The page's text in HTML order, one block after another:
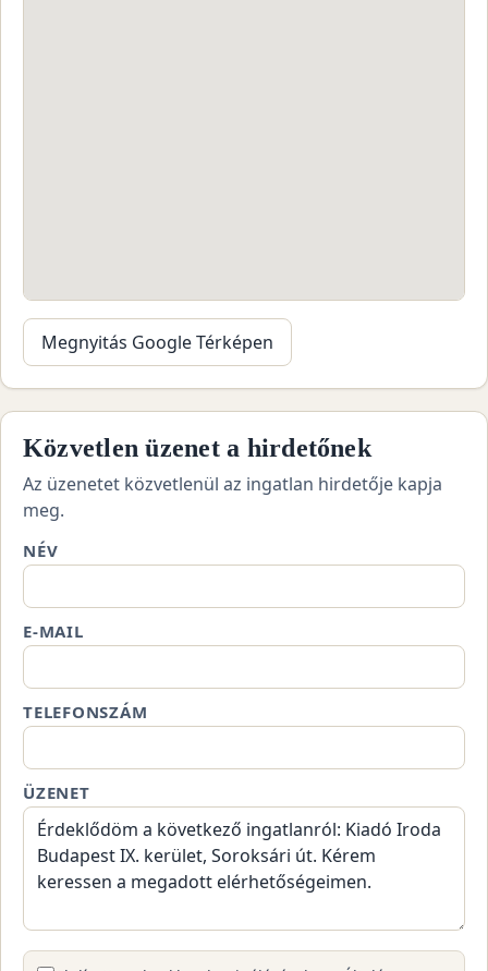
Megnyitás Google Térképen
Közvetlen üzenet a hirdetőnek
Az üzenetet közvetlenül az ingatlan hirdetője kapja
meg.
NÉV
E-MAIL
TELEFONSZÁM
ÜZENET